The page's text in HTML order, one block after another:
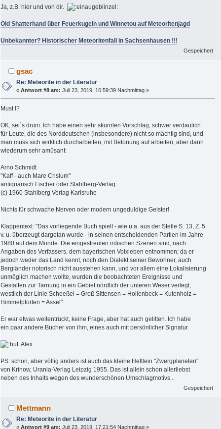
Ja, z.B. hier und von dir.
Old Shatterhand über Feuerkugeln und Winnetou auf Meteoritenjagd
Unbekannter? Historischer Meteoritenfall in Sachsenhausen !!!
Gespeichert
gsac
Re: Meteorite in der Literatur
«Antwort #8 am: Juli 23, 2019, 16:59:39 Nachmittag »
Must I?
OK, sei´s drum. Ich habe einen sehr skurrilen Vorschlag, schwer verdaulich
für Leute, die des Norddeutschen (insbesondere) nicht so mächtig sind, und
man muss sich wirklich durcharbeiten, mit Betonung auf arbeiten, aber dann
wiederum sehr amüsant:
Arno Schmidt
"Kaff - auch Mare Crisium"
antiquarisch Fischer oder Stahlberg-Verlag
(c) 1960 Stahlberg Verlag Karlsruhe
Nichts für schwache Nerven oder modern ungeduldige Geister!
Klappentext: "Das vorliegende Buch spielt - wie u.a. aus der Stelle S. 13, Z. 5
v. u. überzeugt dargetan wurde - in seinen entscheidenden Partien im Jahre
1980 auf dem Monde. Die eingestreuten irdischen Szenen sind, nach
Angaben des Verfassers, dem bayerischen Volxleben entnommen; da er
jedoch weder das Land kennt, noch den Dialekt seiner Bewohner, auch
Bergländer notorisch nicht ausstehen kann, und vor allem eine Lokalisierung
unmöglich machen wollte, wurden die beobachteten Ereignisse und
Gestalten zur Tarnung in ein Gebiet nördlich der unteren Weser verlegt,
westlich der Linie Scheeßel = Groß Sittensen = Hollenbeck = Kutenholz =
Himmelpforten = Assel"
Er war etwas weltentrückt, keine Frage, aber hat auch gelitten. Ich habe
ein paar andere Bücher von ihm, eines auch mit persönlicher Signatur.
Alex
PS: schön, aber völlig anders ist auch das kleine Heftlein "Zwergplaneten"
von Krinow, Urania-Verlag Leipzig 1955. Das ist allein schon allerliebst
neben des Inhalts wegen des wunderschönen Umschlagmotivs...
Gespeichert
Mettmann
Re: Meteorite in der Literatur
«Antwort #9 am: Juli 23, 2019, 17:21:54 Nachmittag »